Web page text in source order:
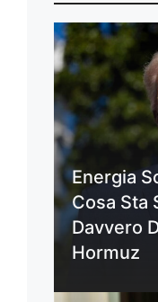
Energia
Cosa Sta
Davvero
Hormuz